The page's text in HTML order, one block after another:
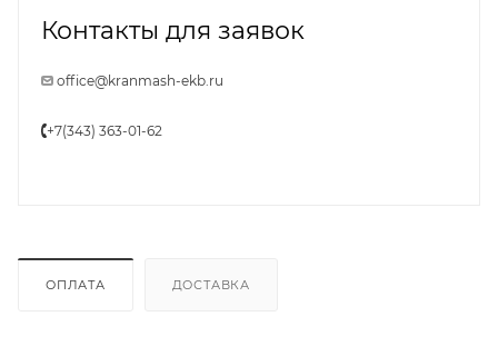
Контакты для заявок
office@kranmash-ekb.ru
+7(343) 363-01-62
ОПЛАТА ДОСТАВКА